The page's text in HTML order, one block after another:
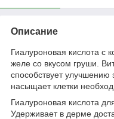
Описание
Гиалуроновая кислота с
желе со вкусом груши.
способствует улучшению
насыщает клетки
Гиалуроновая кислота
Удерживает в дерме